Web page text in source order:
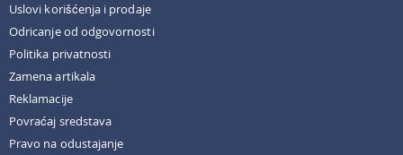
Uslovi korišćenja i prodaje
Odricanje od odgovornosti
Politika privatnosti
Zamena artikala
Reklamacije
Povraćaj sredstava
Pravo na odustajanje